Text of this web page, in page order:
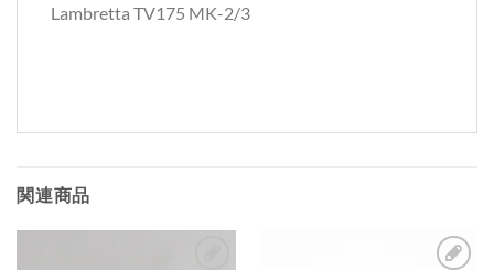
Lambretta TV175 MK-2/3
関連商品